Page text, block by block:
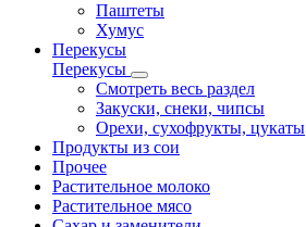
Паштеты
Хумус
Перекусы
Перекусы
Смотреть весь раздел
Закуски, снеки, чипсы
Орехи, сухофрукты, цукаты
Продукты из сои
Прочее
Растительное молоко
Растительное мясо